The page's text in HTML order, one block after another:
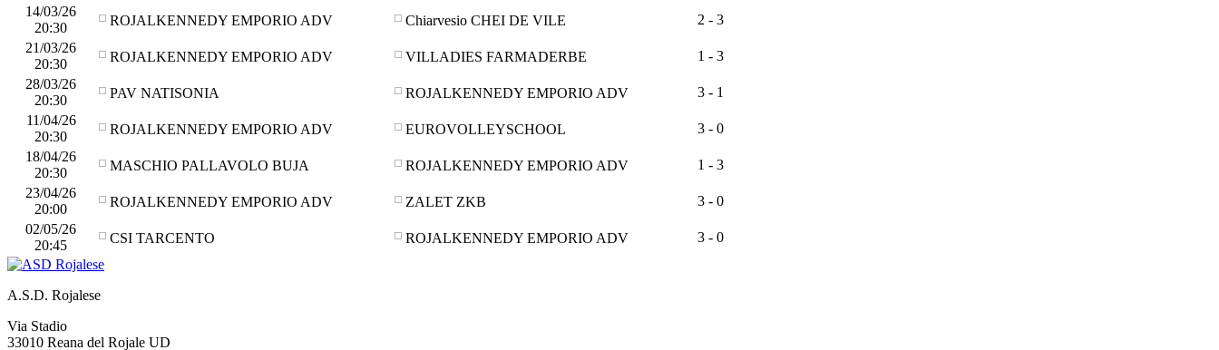
14/03/26
20:30
ROJALKENNEDY EMPORIO ADV Chiarvesio CHEI DE VILE
2 - 3
21/03/26
20:30
ROJALKENNEDY EMPORIO ADV VILLADIES FARMADERBE
1 - 3
28/03/26
20:30
PAV NATISONIA ROJALKENNEDY EMPORIO ADV
3 - 1
11/04/26
20:30
ROJALKENNEDY EMPORIO ADV EUROVOLLEYSCHOOL
3 - 0
18/04/26
20:30
MASCHIO PALLAVOLO BUJA ROJALKENNEDY EMPORIO ADV
1 - 3
23/04/26
20:00
ROJALKENNEDY EMPORIO ADV ZALET ZKB
3 - 0
02/05/26
20:45
CSI TARCENTO ROJALKENNEDY EMPORIO ADV 3 - 0
A.S.D. Rojalese
Via Stadio
33010 Reana del Rojale UD